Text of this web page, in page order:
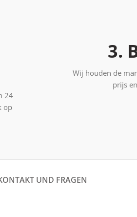
24
op
3.
Wij houden de
prijs
UND FRAGEN